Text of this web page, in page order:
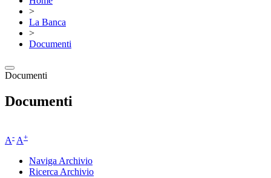
>
La Banca
>
Documenti
Documenti
Documenti
A- A+
Naviga Archivio
Ricerca Archivio